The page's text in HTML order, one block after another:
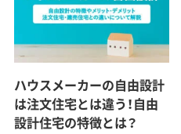
ハウスメーカーの自由設計
は注文住宅とは違う！自由
設計住宅の特徴とは？